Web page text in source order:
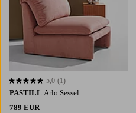
PASTILL Arlo Sessel
789 EUR
5,0 basierend auf 1 Bewertungen
5,0 (1)